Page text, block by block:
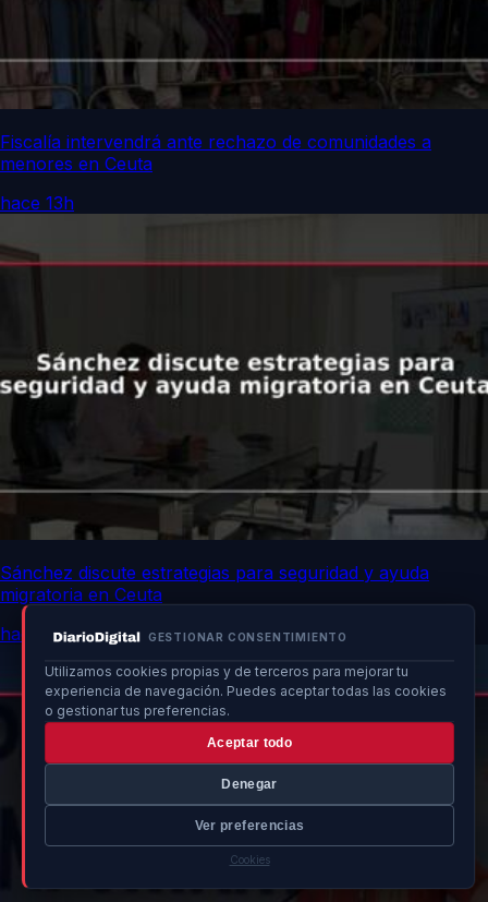
GESTIONAR CONSENTIMIENTO
Utilizamos cookies propias y de terceros para mejorar tu
experiencia de navegación. Puedes aceptar todas las cookies
o gestionar tus preferencias.
Aceptar todo
Denegar
Ver preferencias
Cookies
Fiscalía intervendrá ante rechazo de comunidades a
menores en Ceuta
hace 13h
Sánchez discute estrategias para seguridad y ayuda
migratoria en Ceuta
hace 13h